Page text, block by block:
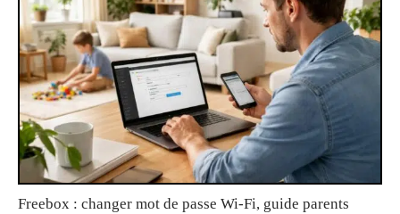
Freebox : changer mot de passe Wi-Fi, guide parents